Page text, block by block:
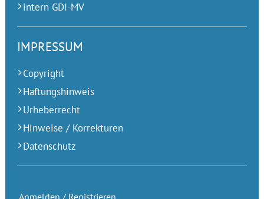
intern GDI-MV
IMPRESSUM
Copyright
Haftungshinweis
Urheberrecht
Hinweise / Korrekturen
Datenschutz